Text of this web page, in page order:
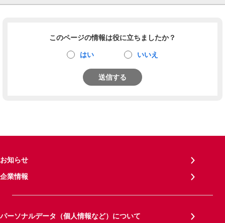
このページの情報は役に立ちましたか？
はい いいえ
送信する
お知らせ
企業情報
パーソナルデータ（個人情報など）について